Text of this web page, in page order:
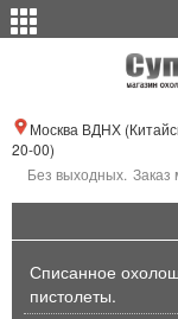
Москва ВДНХ
20-00)
Без выходных. Заказ
Списанное
пистолеты.